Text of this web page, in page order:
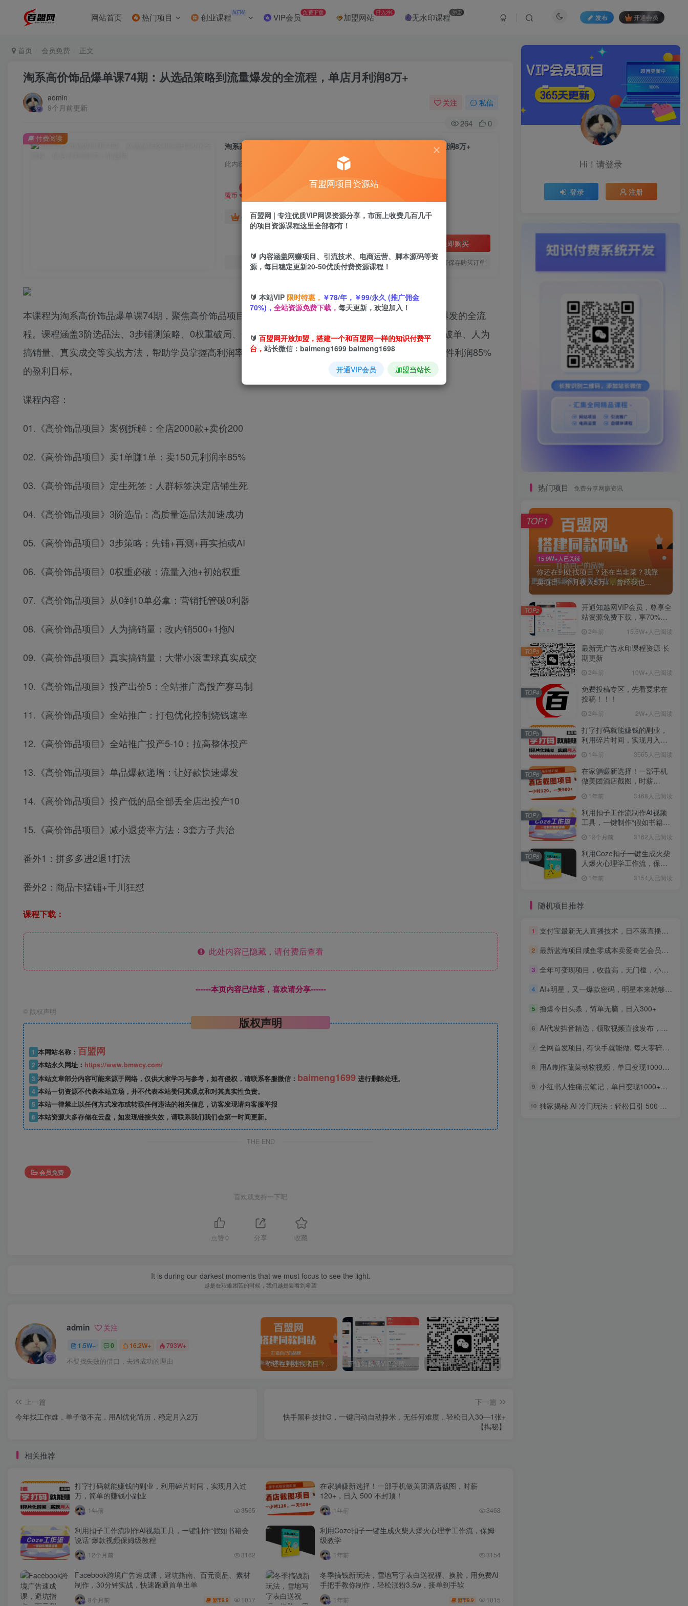
网站首页 热门项目 创业课程 NEW VIP会员 免费下载 加盟网站 日入2K 无水印课程 加盟
发布 开通会员
首页 会员免费 正文
淘系高价饰品爆单课74期：从选品策略到流量爆发的全流程，单店月利润8万+
admin
9个月前更新
关注 私信
264 0
淘系高价饰品爆单课74期：从选品策略到流量爆发的全流程，单店月利润8万+
此内容为付费阅读，请付费后查看
盟币 9.9
年卡会员免费 永久会员免费
立即购买
您当前未登录！建议登陆后购买，可保存购买订单
付费阅读
本课程为淘系高价饰品爆单课74期，聚焦高价饰品项目，通过15个核心模块系统讲解从选品策略到流量爆发的全流
程。课程涵盖3阶选品法、3步铺测策略、0权重破局、全站推广高投产赛马制等实操技巧，结合营销托管破单、人为
搞销量、真实成交等实战方法，帮助学员掌握高利润率饰品店铺的运营逻辑，实现单店月销2000+款、单件利润85%
的盈利目标。
课程内容：
01.《高价饰品项目》案例拆解：全店2000款+卖价200
02.《高价饰品项目》卖1单賺1单：卖150元利润率85%
03.《高价饰品项目》定生死签：人群标签决定店铺生死
04.《高价饰品项目》3阶选品：高质量选品法加速成功
05.《高价饰品项目》3步策略：先铺+再测+再实拍或AI
06.《高价饰品项目》0权重必破：流量入池+初始权重
07.《高价饰品项目》从0到10单必拿：营销托管破0利器
08.《高价饰品项目》人为搞销量：改内销500+1拖N
09.《高价饰品项目》真实搞销量：大带小滚雪球真实成交
10.《高价饰品项目》投产出价5：全站推广高投产赛马制
11.《高价饰品项目》全站推广：打包优化控制烧钱速率
12.《高价饰品项目》全站推广投产5-10：拉高整体投产
13.《高价饰品项目》单品爆款递增：让好款快速爆发
14.《高价饰品项目》投产低的品全部丢全店出投产10
15.《高价饰品项目》减小退货率方法：3套方子共治
番外1：拼多多进2退1打法
番外2：商品卡猛铺+千川狂怼
课程下载：
此处内容已隐藏，请付费后查看
------本页内容已结束，喜欢请分享------
© 版权声明
版权声明
1 本网站名称： 百盟网
2 本站永久网址： https://www.bmwcy.com/
3 本站文章部分内容可能来源于网络，仅供大家学习与参考，如有侵权，请联系客服微信： baimeng1699 进行删除处理。
4 本站一切资源不代表本站立场，并不代表本站赞同其观点和对其真实性负责。
5 本站一律禁止以任何方式发布或转载任何违法的相关信息，访客发现请向客服举报
6 本站资源大多存储在云盘，如发现链接失效，请联系我们我们会第一时间更新。
THE END
会员免费
喜欢就支持一下吧
点赞 0 分享 收藏
It is during our darkest moments that we must focus to see the light.
越是在艰难困苦的时候，我们越是要看到希望
admin 关注
1.5W+ 0 16.2W+ 793W+
不要找失败的借口，去追成功的理由 你还在到处找项目？还在当韭菜？我靠卖项目一个月收入5万+，曾经我也是个失败者。 最新无广告水印课程资源 长期更新
上一篇
今年找工作难，单子做不完，用AI优化简历，稳定月入2万
下一篇
快手黑科技挂G，一键启动自动挣米，无任何难度，轻松日入30—1张+
【揭秘】
相关推荐
打字打码就能赚钱的副业，利用碎片时间，实现月入过
万，简单的赚钱小副业
1年前 3565
在家躺赚新选择！一部手机做美团酒店截图，时薪
120+，日入 500 不封顶！
1年前 3468
利用扣子工作流制作AI视频工具，一键制作“假如书籍会
说话”爆款视频保姆级教程
12个月前 3162
利用Coze扣子一键生成火柴人爆火心理学工作流，保姆
级教学
1年前 3154
Facebook跨境广告速成课，避坑指南、百元测品、素材
制作，30分钟实战，快速跑通首单出单
8个月前 盟币9.9 1017
冬季搞钱新玩法，雪地写字表白送祝福、换脸，用免费AI
手把手教你制作，轻松涨粉3.5w，接单到手软
1年前 盟币9.9 1015
Hi！请登录
登录 注册
热门项目 免费分享网赚资讯
15.9W+人已阅读
你还在到处找项目？还在当韭菜？我靠
卖项目一个月收入5万+，曾经我也...
TOP1
开通知越网VIP会员，尊享全
站资源免费下载，享70%的
惠】2年前 15.5W+人已阅读
TOP2
最新无广告水印课程资源 长
期更新
2年前 10W+人已阅读
TOP3
免费投稿专区，先看要求在
投稿！！！
2年前 2W+人已阅读
TOP4
打字打码就能赚钱的副业，
利用碎片时间，实现月入过
1年前 3565人已阅读
TOP5
在家躺赚新选择！一部手机
做美团酒店截图，时薪
1年前 3468人已阅读
TOP6
利用扣子工作流制作AI视频
工具，一键制作“假如书籍会
12个月前 3162人已阅读
TOP7
利用Coze扣子一键生成火柴
人爆火心理学工作流，保姆
1年前 3154人已阅读
TOP8
随机项目推荐
1 支付宝最新无人直播技术，日不落直播间，打造正真睡后收入
2 最新蓝海项目咸鱼零成本卖爱奇艺会员小白有手就行 无脑操作轻松日入三位数
3 全年可变现项目，收益高，无门槛，小游戏赛道，一天收益1k+,一个月收入顶别人半年的工资【揭秘】
4 AI+明星，又一爆款密码，明星本来就够火爆，再加上AI ，就是王炸，牵小手，这个绝了！每天十分钟，带货、素材、分成都非常猛，泼天流量，发布就爆！月入5W，抓紧学！
5 撸爆今日头条，简单无脑，日入300+
6 AI代发抖音精选，领取视频直接发布，单号每天领取3条，单条笔记最高3k，无需拍摄剪辑，懒人福利
7 全网首发项目, 有快手就能做, 每天零碎时间轻松几百块
8 用Ai制作蔬菜动物视频，单日变现1000+，治愈系天花板
9 小红书人性痛点笔记，单日变现1000+，一条笔记点赞3W+
10 独家揭秘 AI 冷门玩法：轻松日引 500 精准粉，零基础友好，奶奶都能玩，开启弯道超车之旅
百盟网项目资源站
百盟网 | 专注优质VIP网课资源分享，市面上收费几百几千
的项目资源课程这里全部都有！
🔰 内容涵盖网赚项目、引流技术、电商运营、脚本源码等资
源，每日稳定更新20-50优质付费资源课程！
🔰 本站VIP 限时特惠， ￥78/年，￥99/永久 (推广佣金
70%)， 全站资源免费下载， 每天更新，欢迎加入！
🔰 百盟网开放加盟，搭建一个和百盟网一样的知识付费平
台， 站长微信：baimeng1699 baimeng1698
开通VIP会员 加盟当站长